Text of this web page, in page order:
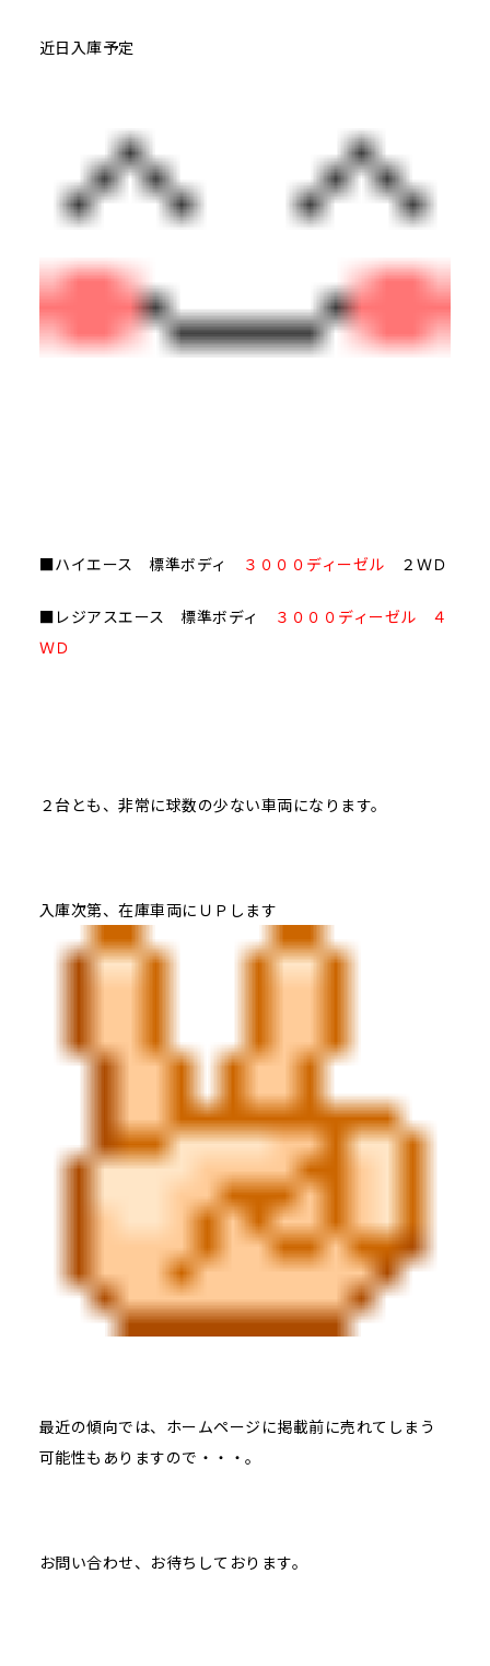
近日入庫予定
■ハイエース 標準ボディ ３０００ディーゼル ２ＷＤ
■レジアスエース 標準ボディ
３０００ディーゼル ４
ＷＤ
２台とも、非常に球数の少ない車両になります。
入庫次第、在庫車両にＵＰします
最近の傾向では、ホームページに掲載前に売れてしまう
可能性もありますので・・・。
お問い合わせ、お待ちしております。